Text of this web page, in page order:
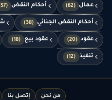
عمال (62) أحكام النقض (57)
أحكام النقض الجنائي (38)
عقود (20) عقود بيع (18)
تنفيذ (12)
من نحن إتصل بنا